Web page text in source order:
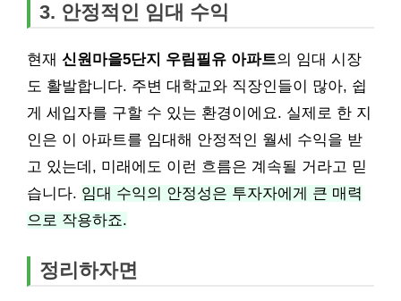
3. 안정적인 임대 수익
현재 신원마을5단지 우림필유 아파트의 임대 시장
도 활발합니다. 주변 대학교와 직장인들이 많아, 쉽
게 세입자를 구할 수 있는 환경이에요. 실제로 한 지
인은 이 아파트를 임대해 안정적인 월세 수익을 받
고 있는데, 미래에도 이런 흐름은 계속될 거라고 믿
습니다. 임대 수익의 안정성은 투자자에게 큰 매력
으로 작용하죠.
정리하자면